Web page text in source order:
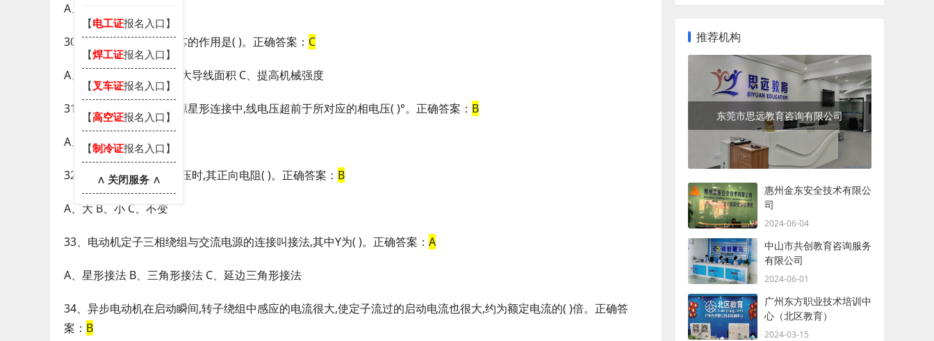
A、0.9 B、1.1 C、1.5
30、在铝绞线中加入钢芯的作用是( )。正确答案： C
A、提高导电能力 B、增大导线面积 C、提高机械强度
31、在三相对称交流电源星形连接中,线电压超前于所对应的相电压( )°。正确答案： B
A、120 B、30 C、60
32、PN结两端加正向电压时,其正向电阻( )。正确答案： B
A、大 B、小 C、不变
33、电动机定子三相绕组与交流电源的连接叫接法,其中Y为( )。正确答案： A
A、星形接法 B、三角形接法 C、延边三角形接法
34、异步电动机在启动瞬间,转子绕组中感应的电流很大,使定子流过的启动电流也很大,约为额定电流的( )倍。正确答
案： B
推荐机构
东莞市思远教育咨询有限公司
惠州金东安全技术有限公
司
2024-06-04
中山市共创教育咨询服务
有限公司
2024-06-01
广州东方职业技术培训中
心（北区教育）
2024-03-15
【电工证报名入口】
【焊工证报名入口】
【 叉车证报名入口】
【高空证报名入口】
【制冷证报名入口】
∧ 关闭服务 ∧